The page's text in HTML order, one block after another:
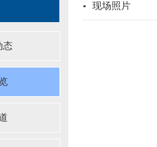
态
现场照片